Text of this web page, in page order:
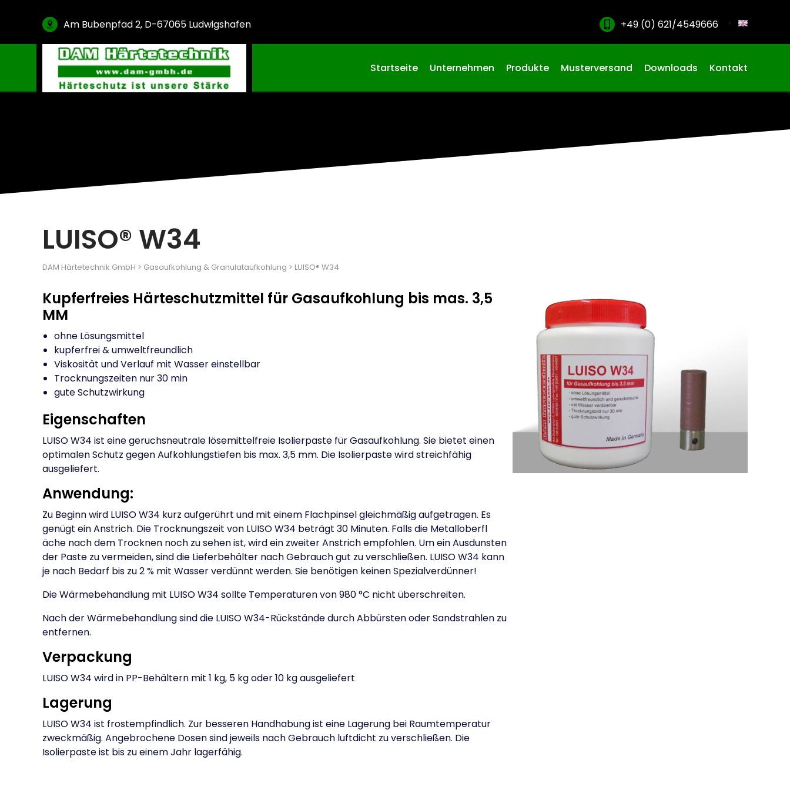
Am Bubenpfad 2, D-67065 Ludwigshafen +49 (0) 621/4549666
Startseite Unternehmen Produkte Musterversand Downloads Kontakt
LUISO® W34
DAM Härtetechnik GmbH > Gasaufkohlung & Granulataufkohlung > LUISO® W34
Kupferfreies Härteschutzmittel für Gasaufkohlung bis mas. 3,5
MM
ohne Lösungsmittel
kupferfrei & umweltfreundlich
Viskosität und Verlauf mit Wasser einstellbar
Trocknungszeiten nur 30 min
gute Schutzwirkung
Eigenschaften
LUISO W34 ist eine geruchsneutrale lösemittelfreie Isolierpaste für Gasaufkohlung. Sie bietet einen
optimalen Schutz gegen Aufkohlungstiefen bis max. 3,5 mm. Die Isolierpaste wird streichfähig
ausgeliefert.
Anwendung:
Zu Beginn wird LUISO W34 kurz aufgerührt und mit einem Flachpinsel gleichmäßig aufgetragen. Es
genügt ein Anstrich. Die Trocknungszeit von LUISO W34 beträgt 30 Minuten. Falls die Metalloberfl
äche nach dem Trocknen noch zu sehen ist, wird ein zweiter Anstrich empfohlen. Um ein Ausdunsten
der Paste zu vermeiden, sind die Lieferbehälter nach Gebrauch gut zu verschließen. LUISO W34 kann
je nach Bedarf bis zu 2 % mit Wasser verdünnt werden. Sie benötigen keinen Spezialverdünner!
Die Wärmebehandlung mit LUISO W34 sollte Temperaturen von 980 °C nicht überschreiten.
Nach der Wärmebehandlung sind die LUISO W34-Rückstände durch Abbürsten oder Sandstrahlen zu
entfernen.
Verpackung
LUISO W34 wird in PP-Behältern mit 1 kg, 5 kg oder 10 kg ausgeliefert
Lagerung
LUISO W34 ist frostempfindlich. Zur besseren Handhabung ist eine Lagerung bei Raumtemperatur
zweckmäßig. Angebrochene Dosen sind jeweils nach Gebrauch luftdicht zu verschließen. Die
Isolierpaste ist bis zu einem Jahr lagerfähig.
Gasaufkohlung & Granulataufkohlung
Nitrieren & Nitrocarburieren
Hartlöten & PVD Beschichtung